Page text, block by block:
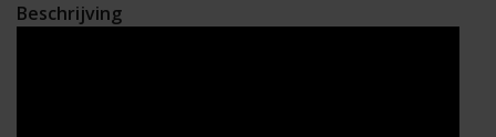
Beschrijving